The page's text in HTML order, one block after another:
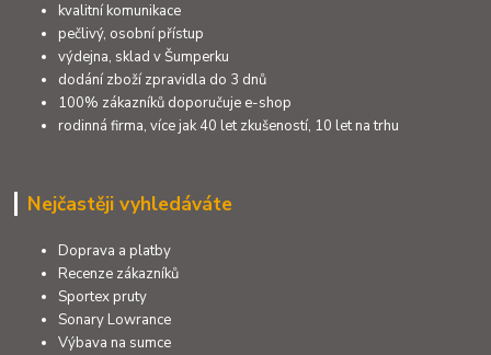
kvalitní komunikace
pečlivý, osobní přístup
výdejna, sklad v Šumperku
dodání zboží zpravidla do 3 dnů
100% zákazníků doporučuje e-shop
rodinná firma, více jak 40 let zkušeností, 10 let na trhu
Nejčastěji vyhledáváte
Doprava a platby
Recenze zákazníků
Sportex pruty
Sonary Lowrance
Výbava na sumce